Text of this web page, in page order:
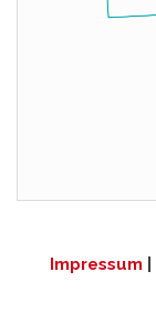
Impressum